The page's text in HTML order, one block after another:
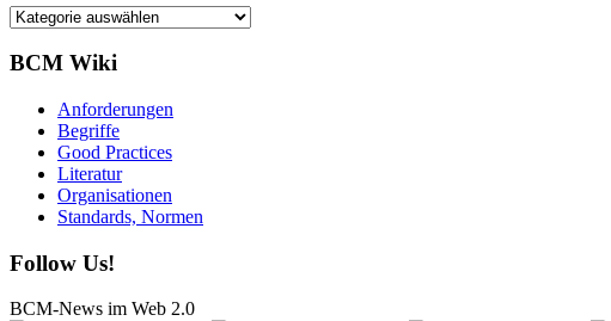
Kategorien
BCM Wiki
Anforderungen
Begriffe
Good Practices
Literatur
Organisationen
Standards, Normen
Follow Us!
BCM-News im Web 2.0